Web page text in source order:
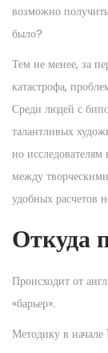
возможно
было?
Тем не менее, за
катастрофа,
Среди людей с
талантливых
но
между
удобных расчетов
Откуда
Происходит от
«барьер».
Методику в